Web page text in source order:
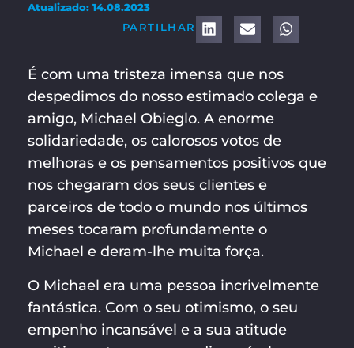
Atualizado: 14.08.2023
PARTILHAR
É com uma tristeza imensa que nos
despedimos do nosso estimado colega e
amigo, Michael Obieglo. A enorme
solidariedade, os calorosos votos de
melhoras e os pensamentos positivos que
nos chegaram dos seus clientes e
parceiros de todo o mundo nos últimos
meses tocaram profundamente o
Michael e deram-lhe muita força.
O Michael era uma pessoa incrivelmente
fantástica. Com o seu otimismo, o seu
empenho incansável e a sua atitude